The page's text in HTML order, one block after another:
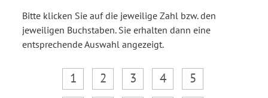
Bitte klicken Sie auf die jeweilige Zahl bzw. den
jeweiligen Buchstaben. Sie erhalten dann eine
entsprechende Auswahl angezeigt.
1 2 3 4
5